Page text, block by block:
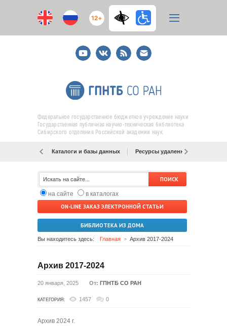
12+
YoutubeВКонтакте
RSS
E-
mail
подписка
Федеральное государственное бюджетное учреждение науки
Государственная публичная научно-техническая библиотека
Сибирского отделения Российской академии наук
Каталоги и базы данных Ресурсы удаленного доступа
на сайте
в каталогах
ON-LINE ЗАКАЗ ЭЛЕКТРОННОЙ СТАТЬИ
БИБЛИОТЕКА ИЗ ДОМА
Вы находитесь здесь: Главная Архив 2017-2024
Архив 2017-2024
20 января, 2025 От: ГПНТБ СО РАН
КАТЕГОРИЯ: 1457 0
Архив 2024 г.